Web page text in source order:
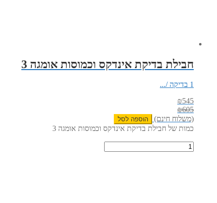
חבילת בדיקת אינדקס וכמוסות אומגה 3
1 בדיקה /...
₪545
₪605
(משלוח חינם)
הוספה לסל
כמות של חבילת בדיקת אינדקס וכמוסות אומגה 3